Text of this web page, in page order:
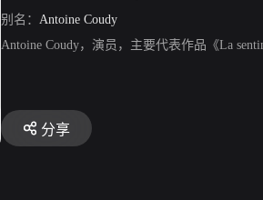
别名： Antoine Coudy
Antoine Coudy，演员，主要代表作品《La
分享